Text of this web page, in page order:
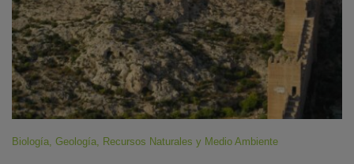
Biología Geología Recursos Naturales y Medio Ambiente